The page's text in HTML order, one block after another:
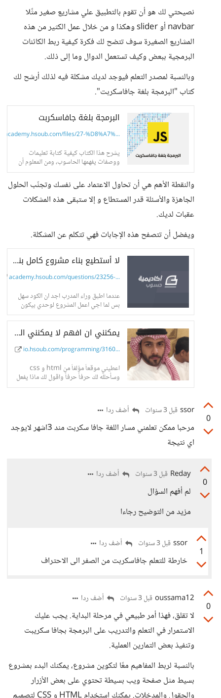
نصيحتي لك هو أن تقوم بالتطبيق علي مشاريع صغير مثًلا
navbar أو slider وهكذا و من خلال عمل الكثير من هذه
المشاريع الصغيرة سوف تتضح لك فكرة كيفية ربط الكائنات
البرمجية ببعض وكيف تستعمل الدوال وما إلى ذلك.
وبالنسبة لمصدر التعلم فيوجد لديك مشكلة فيه لذلك أرشح لك
كتاب "البرمجة بلغة جافاسكربت".
البرمجة بلغة جافاسكربت
academy.hsoub.com/files/27-%D8%A7%...
يشرح هذا الكتاب كيفية كتابة تعليمات
ووصفات يفهمها الحاسوب، ومن المعلوم أن
الحواسيب شائعة ومنتشرة بحيث لا يخفى
ذلك على ذي عقل وشأنها مثل شأن...
والنقطة الأهم هي أن تحاول الاعتماد على نفسك وتجنّب الحلول
الجاهزة والأسئلة قدر المستطاع و إلا ستبقى هذه المشكلات
عقبات لديك.
ويفضل أن تتصفح هذه الإجابات فهي تتكلم عن المشكلة.
لا أستطيع بناء مشروع كامل بنفسي
academy.hsoub.com/questions/23256-...
عندما اطبق وراء المدرب اجد ان الكود سهل
بس لما اجي اعمل المشروع لوحدي بيكون
مستحيل
يمكنني ان افهم لا يمكنني التطبيق .. ما مشكلتي ؟ - حسوب I/O
io.hsoub.com/programming/3160...
اعطيني موقعاً مؤلفاً من html و css
وسأحلله لك حرفاً حرفاً واقول لك ماذا يفعل
كل
0
ssor قبل 3 سنوات أضف ردا
مرحبا ممكن تعلمني مسار اللغة جافا سكربت مند 3اشهر لايوجد
اي نتيجة
0
Reday قبل 3 سنوات أضف ردا
لم أفهم السؤال
مزيد من التوضيح رجاءا
1
ssor قبل 3 سنوات أضف ردا
خارطة للتعلم جافاسكربت من الصفر الى الاحتراف
0
oussama12 قبل 3 سنوات أضف ردا
لا تقلق، فهذا أمر طبيعي في مرحلة البداية. يجب عليك
الاستمرار في التعلم والتدريب على البرمجة بجافا سكريبت
وتنفيذ بعض التمارين العملية.
بالنسبة لربط المفاهيم معًا لتكوين مشروع، يمكنك البدء بمشروع
بسيط مثل صفحة ويب بسيطة تحتوي على بعض الأزرار